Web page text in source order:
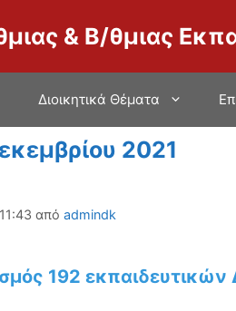
& Β/θμιας
Διοικητικά Θέματα
2021
από admindk
192